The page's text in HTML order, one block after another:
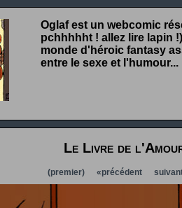
Oglaf est un webcomic
pchhhhht ! allez lire lapin
monde d'héroic fantasy
entre le sexe et l'humour...
Le Livre de
(premier) «précédent